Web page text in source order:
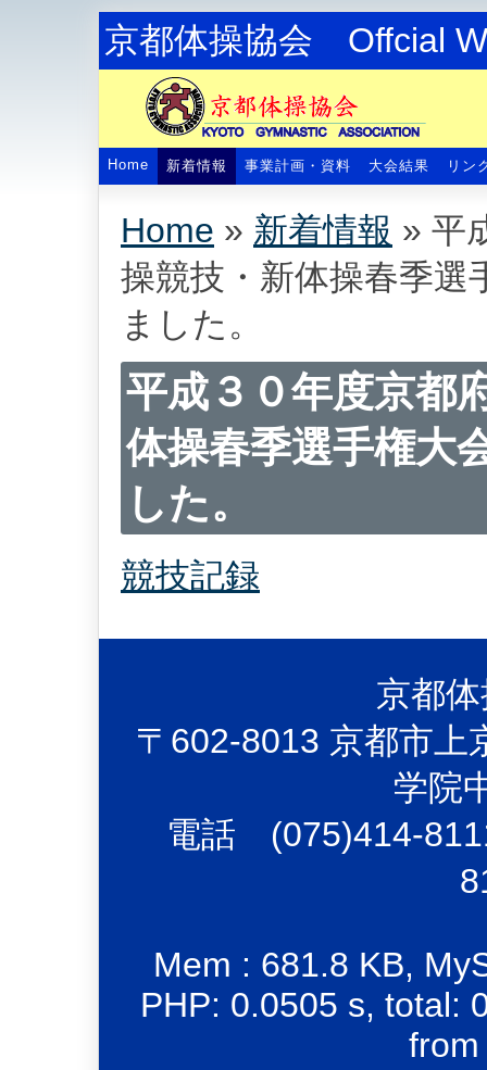
京都体操協会 Offcial
Home 新着情報 事業計画・資料 大会結果 リン
Home » 新着情報 » 平
操競技・新体操春季選
ました。
平成３０年度京都
体操春季選手権大
した。
競技記録
京都
〒602-8013 京都市上
学院
電話 (075)414-
Mem : 681.8 KB,
PHP: 0.0505 s, total: